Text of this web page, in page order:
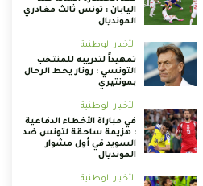
اليابان : تونس ثالث مغادري
المونديال
الأخبار الوطنية
تمهيداً لتدريبه للمنتخب
التونسي : رونار يحط الرحال
بمونتيري
الأخبار الوطنية
في مباراة الأخطاء الدفاعية
: هزيمة ساحقة لتونس ضد
السويد في أول مشوار
المونديال
الأخبار الوطنية